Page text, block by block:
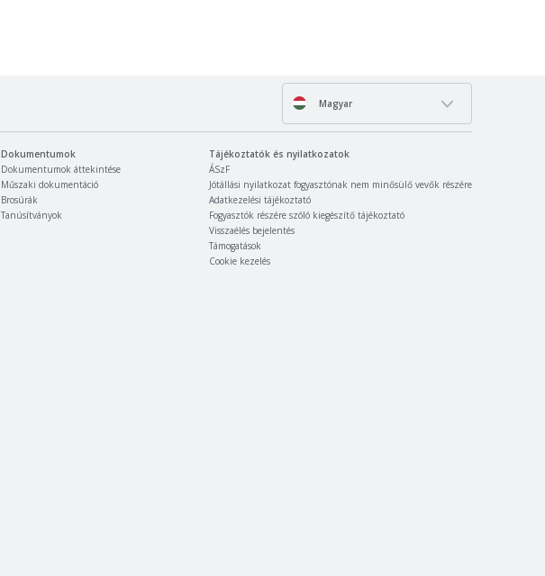
Magyar
Dokumentumok
Dokumentumok áttekintése
Műszaki dokumentáció
Brosúrák
Tanúsítványok
Tájékoztatók és nyilatkozatok
ÁSzF
Jótállási nyilatkozat fogyasztónak nem minősülő vevők részére
Adatkezelési tájékoztató
Fogyasztók részére szóló kiegészítő tájékoztató
Visszaélés bejelentés
Támogatások
Cookie kezelés